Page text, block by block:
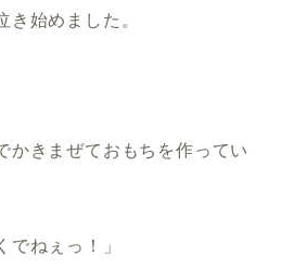
き始めました。
かきまぜておもちを作ってい
でねぇっ！」